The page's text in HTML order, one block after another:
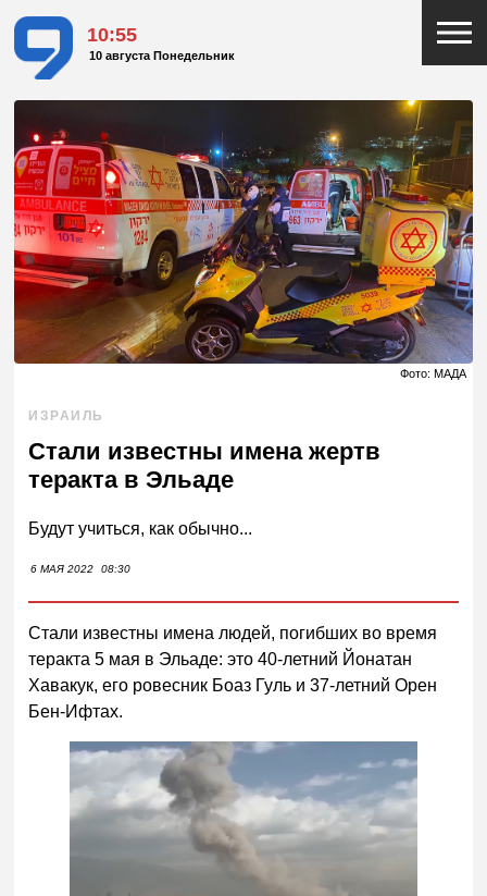
10:55
10 августа Понедельник
Фото: МАДА
ИЗРАИЛЬ
Стали известны имена жертв
теракта в Эльаде
Будут учиться, как обычно...
6 МАЯ 2022 08:30
Стали известны имена людей, погибших во время
теракта 5 мая в Эльаде: это 40-летний Йонатан
Хавакук, его ровесник Боаз Гуль и 37-летний Орен
Бен-Ифтах.